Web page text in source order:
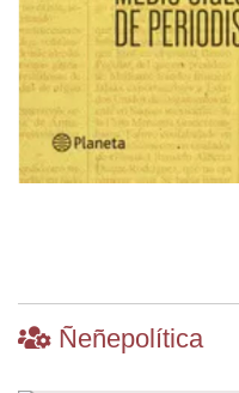
Ñeñepolítica